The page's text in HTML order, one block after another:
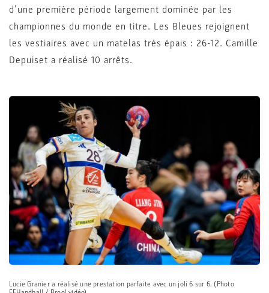
d’une première période largement dominée par les
championnes du monde en titre. Les Bleues rejoignent
les vestiaires avec un matelas très épais : 26-12. Camille
Depuiset a réalisé 10 arrêts.
Lucie Granier a réalisé une prestation parfaite avec un joli 6 sur 6. (Photo